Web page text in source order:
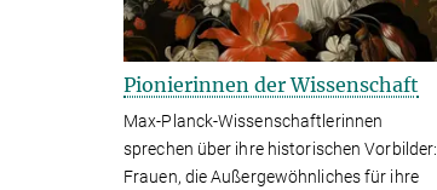
Pionierinnen der Wissenschaft
Max-Planck-Wissenschaftlerinnen
sprechen über ihre historischen Vorbilder:
Frauen, die Außergewöhnliches für ihre